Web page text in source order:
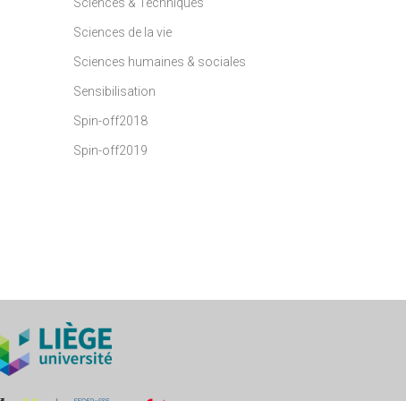
Sciences de la vie
Sciences humaines & sociales
Sensibilisation
Spin-off2018
Spin-off2019